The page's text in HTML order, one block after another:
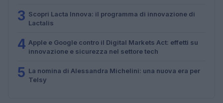
3 Scopri Lacta Innova: il programma di innovazione di
Lactalis
4 Apple e Google contro il Digital Markets Act: effetti su
innovazione e sicurezza nel settore tech
5 La nomina di Alessandra Michelini: una nuova era per
Telsy